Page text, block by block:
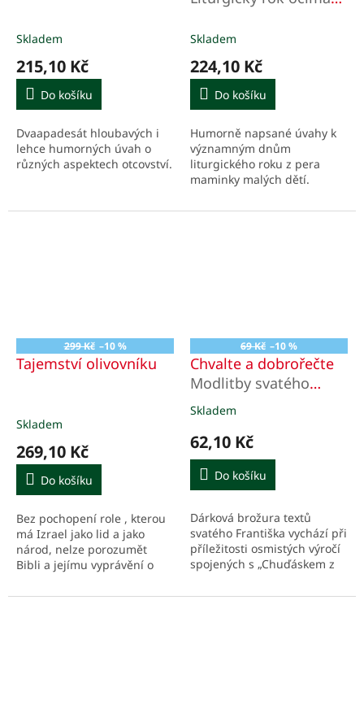
Skladem
215,10 Kč
Do košíku
Dvaapadesát hloubavých i
lehce humorných úvah o
různých aspektech otcovství.
Skladem
224,10 Kč
Do košíku
Humorně napsané úvahy k
významným dnům
liturgického roku z pera
maminky malých dětí.
299 Kč –10 %
Tajemství olivovníku
Skladem
269,10 Kč
Do košíku
Bez pochopení role , kterou
má Izrael jako lid a jako
národ, nelze porozumět
Bibli a jejímu vyprávění o
69 Kč –10 %
Chvalte a dobrořečte
Modlitby svatého
Františka z Assisi
Průměrné
produktu
je
3,0
z
hvězdiček.
Skladem
62,10 Kč
Do košíku
Dárková brožura textů
svatého Františka vychází při
příležitosti osmistých výročí
spojených s „Chuďáskem z
bratra Bernarda Mléčky z